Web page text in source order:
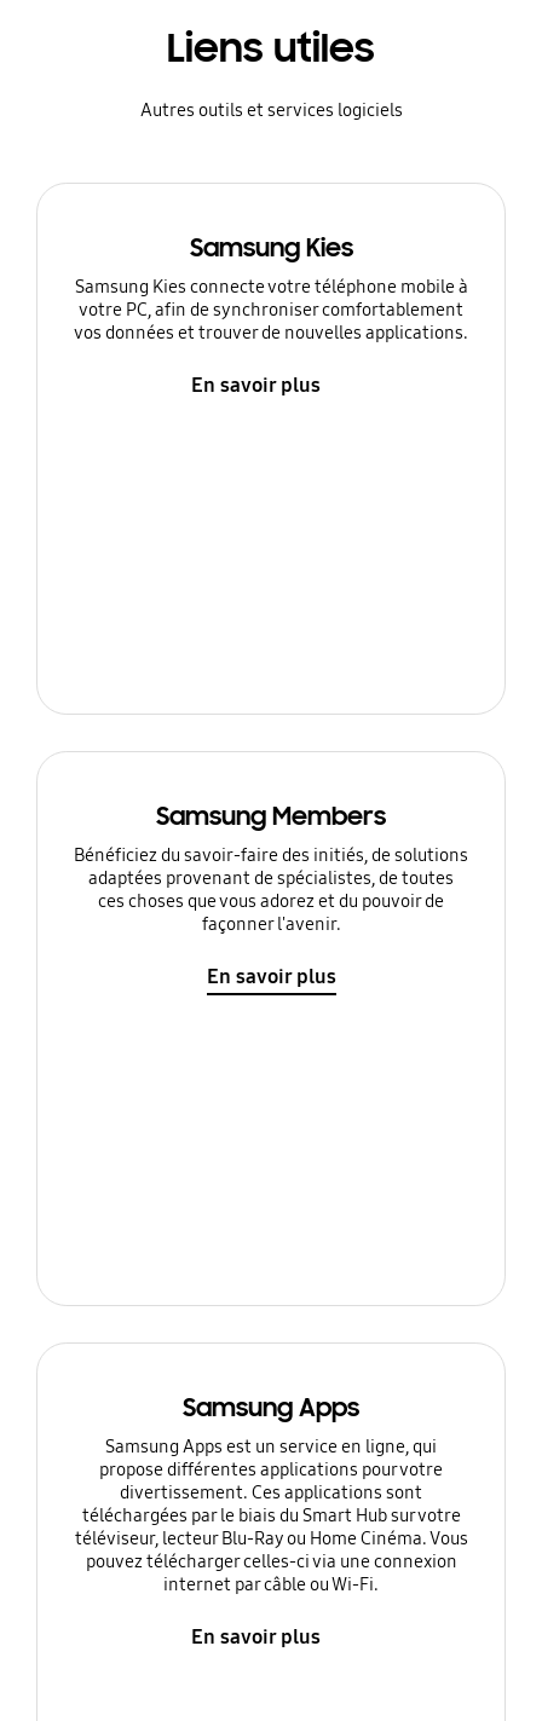
Liens utiles
Autres outils et services logiciels
Samsung Kies
Samsung Kies connecte votre téléphone mobile à
votre PC, afin de synchroniser comfortablement
vos données et trouver de nouvelles applications.
En savoir plus
Samsung Members
Bénéficiez du savoir-faire des initiés, de solutions
adaptées provenant de spécialistes, de toutes
ces choses que vous adorez et du pouvoir de
façonner l'avenir.
En savoir plus
Samsung Apps
Samsung Apps est un service en ligne, qui
propose différentes applications pour votre
divertissement. Ces applications sont
téléchargées par le biais du Smart Hub sur votre
téléviseur, lecteur Blu-Ray ou Home Cinéma. Vous
pouvez télécharger celles-ci via une connexion
internet par câble ou Wi-Fi.
En savoir plus